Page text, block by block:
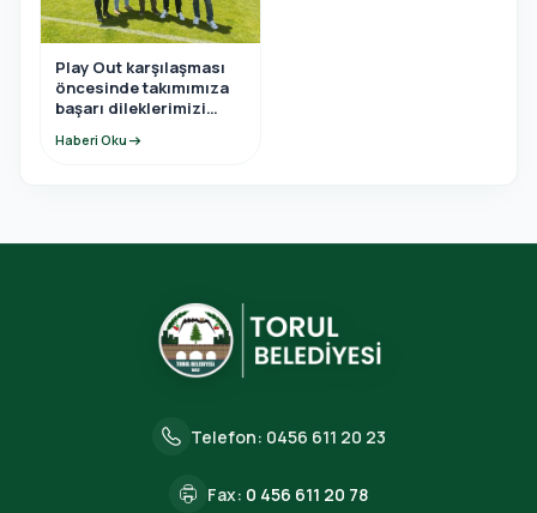
Play Out karşılaşması
öncesinde takımımıza
başarı dileklerimizi
Haberi Oku arrow_right_alt
Telefon: 0456 611 20 23
Fax: 0 456 611 20 78